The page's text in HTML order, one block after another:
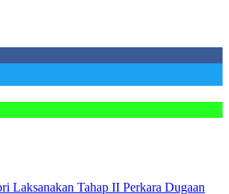
Laksanakan Tahap II Perkara Dugaan